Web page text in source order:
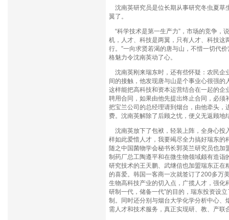
沈南英研究员是位长期从事研究冬虫夏草
翼了。
“科学技术是第一生产力”，市场的竞争，
机，人才、科技是两翼，只有人才、科技
行。”一向求贤若渴的唐与山，不惜一切代
格魅力令沈南英动了心。
沈南英刚来瑞东时，还有些怀疑：农民企
间的接触，他发现唐与山是个事业心很强
这样能把高科技和资本运营结合在一起的
聘用合同，如果由他先提出终止合同，必
把宝兰公司的总经理请到烟台，由他牵头
费。沈南英解除了后顾之忧，便义无返顾
沈南英放下了包袱，轻装上阵，全身心投
样如此爱惜人才，我要竭尽全力搞好瑞东的
随之中国菌物学会秘书长郭英兰研究员也
制药厂总工陶遵平和在微生物领域颇有造
研究技术的王天鹏、武继信也加盟瑞东正
的喜爱。韩国一客商一次就签订了200多万
生物高科技产业的切入点，广揽人才，强化
研制一代，储备一代”的目的，瑞东投资设
制。同时还分别与烟台大学化学分析中心
需人才和技术服务，真正实现研、教、产联